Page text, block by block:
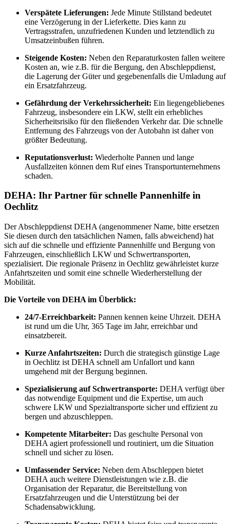
Verspätete Lieferungen: Jede Minute Stillstand bedeutet
eine Verzögerung in der Lieferkette. Dies kann zu
Vertragsstrafen, unzufriedenen Kunden und letztendlich zu
Umsatzeinbußen führen.
Steigende Kosten: Neben den Reparaturkosten fallen weitere
Kosten an, wie z.B. für die Bergung, den Abschleppdienst,
die Lagerung der Güter und gegebenenfalls die Umladung auf
ein Ersatzfahrzeug.
Gefährdung der Verkehrssicherheit: Ein liegengebliebenes
Fahrzeug, insbesondere ein LKW, stellt ein erhebliches
Sicherheitsrisiko für den fließenden Verkehr dar. Die schnelle
Entfernung des Fahrzeugs von der Autobahn ist daher von
größter Bedeutung.
Reputationsverlust: Wiederholte Pannen und lange
Ausfallzeiten können dem Ruf eines Transportunternehmens
schaden.
DEHA: Ihr Partner für schnelle Pannenhilfe in
Oechlitz
Der Abschleppdienst DEHA (angenommener Name, bitte ersetzen
Sie diesen durch den tatsächlichen Namen, falls abweichend) hat
sich auf die schnelle und effiziente Pannenhilfe und Bergung von
Fahrzeugen, einschließlich LKW und Schwertransporten,
spezialisiert. Die regionale Präsenz in Oechlitz gewährleistet kurze
Anfahrtszeiten und somit eine schnelle Wiederherstellung der
Mobilität.
Die Vorteile von DEHA im Überblick:
24/7-Erreichbarkeit: Pannen kennen keine Uhrzeit. DEHA
ist rund um die Uhr, 365 Tage im Jahr, erreichbar und
einsatzbereit.
Kurze Anfahrtszeiten: Durch die strategisch günstige Lage
in Oechlitz ist DEHA schnell am Unfallort und kann
umgehend mit der Bergung beginnen.
Spezialisierung auf Schwertransporte: DEHA verfügt über
das notwendige Equipment und die Expertise, um auch
schwere LKW und Spezialtransporte sicher und effizient zu
bergen und abzuschleppen.
Kompetente Mitarbeiter: Das geschulte Personal von
DEHA agiert professionell und routiniert, um die Situation
schnell und sicher zu lösen.
Umfassender Service: Neben dem Abschleppen bietet
DEHA auch weitere Dienstleistungen wie z.B. die
Organisation der Reparatur, die Bereitstellung von
Ersatzfahrzeugen und die Unterstützung bei der
Schadensabwicklung.